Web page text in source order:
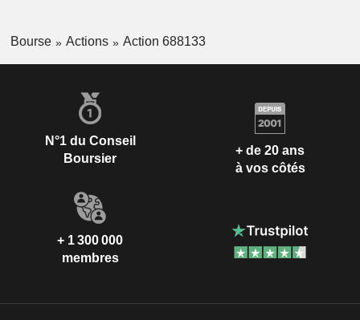
Bourse Actions Action 688133
N°1 du Conseil
Boursier
+ de 20 ans
à vos côtés
+ 1 300 000
membres